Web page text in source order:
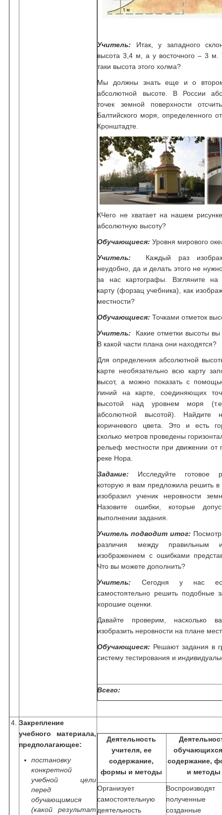
Учитель: Итак, у западного
высота 3,4 м, а у восточного – 3 м.
таки высота этого холма?
Мы должны знать еще и о
абсолютной высоте. В России
точек земной поверхности
Балтийского моря, определенного
Кронштадте.
КЧего не хватает на нашем
абсолютную высоту?
Обучающиеся:Уровня мирового
Учитель: Каждый раз
неудобно, да и делать этого не
за нас картографы. Взгляните на
карту (форзац учебника), как
местности?
Обучающиеся:Точками отметок
Учитель: Какие отметки высоты
В какой части плана они находятся?
Для определения абсолютной
карте необязательно всю карту
высот, а можно показать с
линий на карте, соединяющих
высотой над уровнем моря
абсолютной высотой). Найдите
коричневого цвета. Это и есть
сколько метров проведены
рельеф местности при движении от
реке Нора.
Задание: Исследуйте готовое
которую я вам предложила решить в
изобразил ученик неровности
Назовите ошибки, которые
выполнении задания.
Учитель подводит итог:
различия между правильным
изображением с ошибками
Что вы можете дополнить?
Учитель: Сегодня у нас
самостоятельно решить подобные
хорошие оценки.
Давайте проверим, насколько
изобразить неровности на плане
Обучающиеся: Решают задания в
систему тестирования и
Всего:
4. Закрепление
учебного материала,
предполагающее:
постановку
конкретной
учебной цели
перед
обучающимися
(какой результат
Деятельность
учителя, ее
содержание,
формы и методы
содержание,
и методы
Организует
самостоятельную
деятельность
Воспроизводят
созданные